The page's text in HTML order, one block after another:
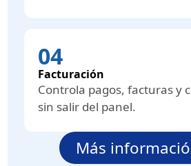
04
Facturación
Controla pagos, facturas y
sin salir del panel.
Más